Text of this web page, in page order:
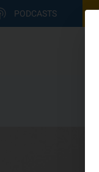
PODCASTS